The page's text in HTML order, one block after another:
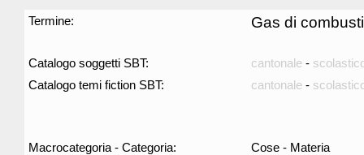
Termine: Gas di
Catalogo soggetti SBT: cantonale -
Catalogo temi fiction SBT:
cantonale -
Macrocategoria - Categoria: Cose - Materia